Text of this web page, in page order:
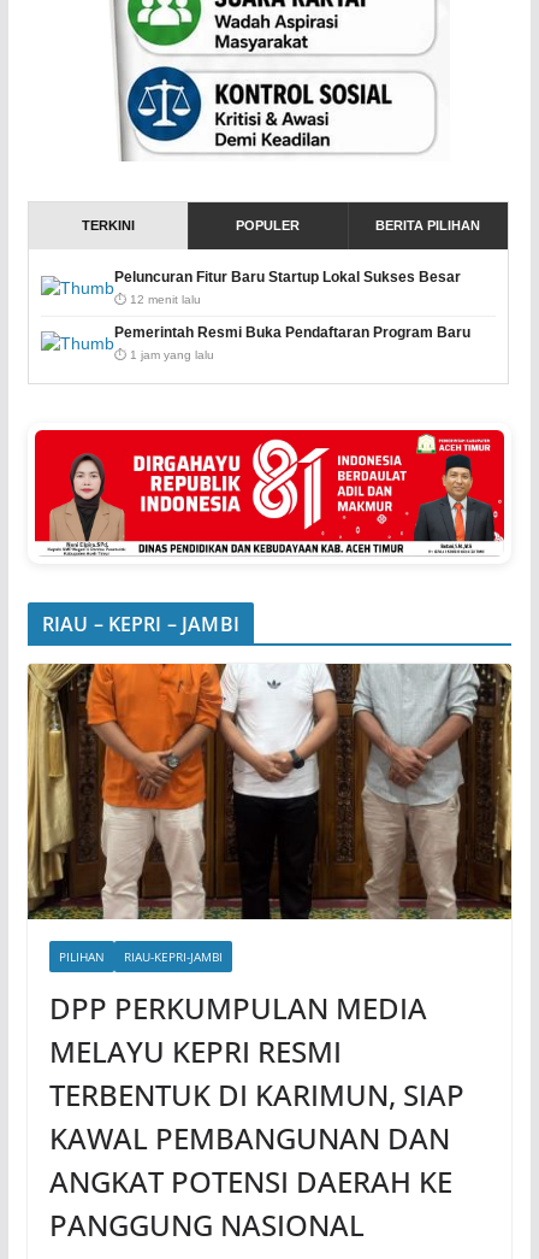
TERKINI POPULER BERITA PILIHAN
Peluncuran Fitur Baru Startup Lokal Sukses Besar
⏱️ 12 menit lalu
Pemerintah Resmi Buka Pendaftaran Program Baru
⏱️ 1 jam yang lalu
RIAU – KEPRI – JAMBI
PILIHAN RIAU-KEPRI-JAMBI
DPP PERKUMPULAN MEDIA
MELAYU KEPRI RESMI
TERBENTUK DI KARIMUN, SIAP
KAWAL PEMBANGUNAN DAN
ANGKAT POTENSI DAERAH KE
PANGGUNG NASIONAL